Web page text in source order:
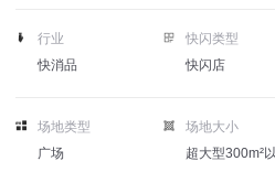
行业
快消品
快闪类型
快闪店
场地类型
广场
场地大小
超大型300m²